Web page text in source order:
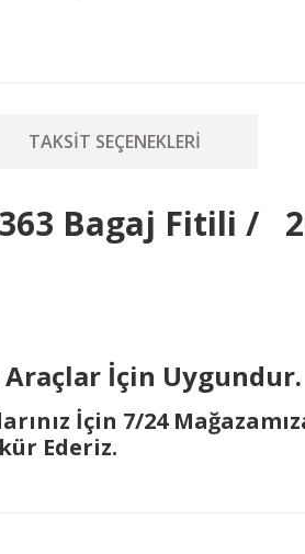
TAKSIT SEÇENEKLERI
Bagaj Fitili /
İçin Uygundur.
İçin 7/24
Ederiz.